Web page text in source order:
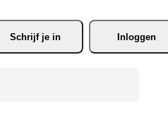
Schrijf je in Inloggen